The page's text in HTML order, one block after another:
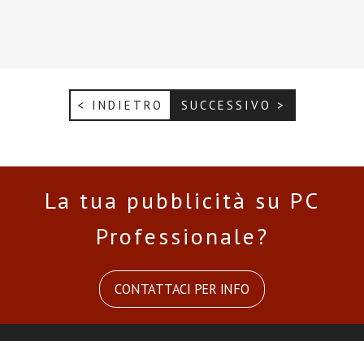
< INDIETRO SUCCESSIVO >
La tua pubblicità su PC
Professionale?
CONTATTACI PER INFO